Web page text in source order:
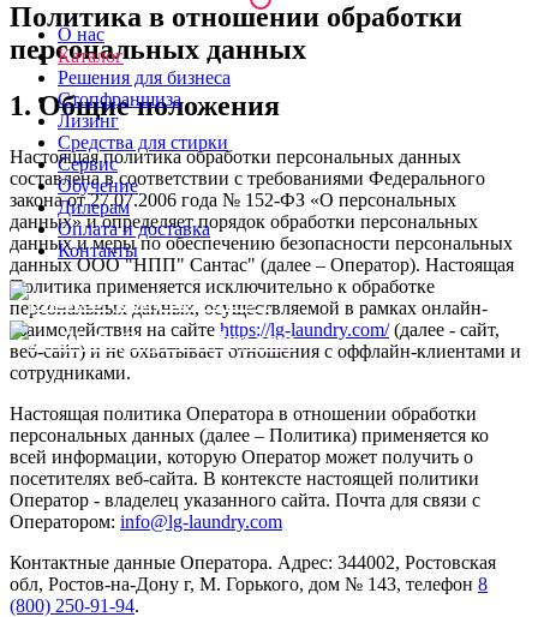
О нас
Каталог
Решения для бизнеса
Стопфраншиза
Лизинг
Средства для стирки
Сервис
Обучение
Дилерам
Оплата и доставка
Контакты
8 (800) 250-91-94
info@lg-laundry.com
Политика в отношении обработки
персональных данных
1. Общие положения
Настоящая политика обработки персональных данных
составлена в соответствии с требованиями Федерального
закона от 27.07.2006 года № 152-ФЗ «О персональных
данных» и определяет порядок обработки персональных
данных и меры по обеспечению безопасности персональных
данных ООО "НПП" Сантас" (далее – Оператор). Настоящая
Политика применяется исключительно к обработке
персональных данных, осуществляемой в рамках онлайн-
взаимодействия на сайте https://lg-laundry.com/(далее - сайт,
веб-сайт) и не охватывает отношения с оффлайн-клиентами и
сотрудниками.
Настоящая политика Оператора в отношении обработки
персональных данных (далее – Политика) применяется ко
всей информации, которую Оператор может получить о
посетителях веб-сайта. В контексте настоящей политики
Оператор - владелец указанного сайта. Почта для связи с
Оператором: info@lg-laundry.com
Контактные данные Оператора. Адрес: 344002, Ростовская
обл, Ростов-на-Дону г, М. Горького, дом № 143, телефон 8
(800) 250-91-94.